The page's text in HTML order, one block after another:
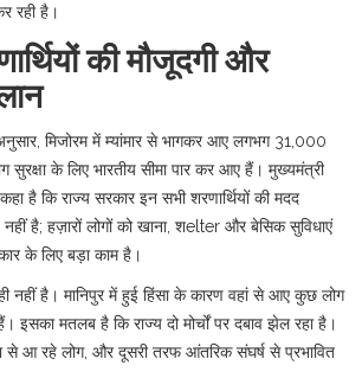
रही है।
की मौजूदगी और
मिजोरम में म्यांमार से भागकर आए लगभग 31,000
सुरक्षा के लिए भारतीय सीमा पार कर आए हैं। मुख्यमंत्री
है कि राज्य सरकार इन सभी शरणार्थियों की मदद
है; हज़ारों लोगों को खाना, शelter और बेसिक सुविधाएं
के लिए बड़ा काम है।
नहीं है। मानिपुर में हुई हिंसा के कारण वहां से आए कुछ लोग
इसका मतलब है कि राज्य दो मोर्चों पर दबाव झेल रहा है।
से आ रहे लोग, और दूसरी तरफ आंतरिक संघर्ष से प्रभावित